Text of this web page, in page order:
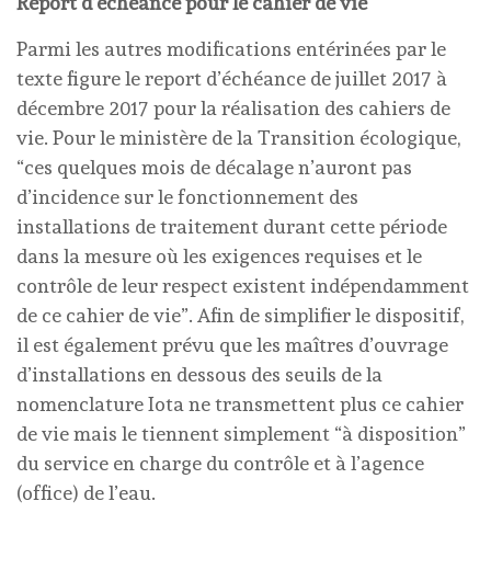
Parmi les autres modifications entérinées par le
texte figure le report d’échéance de juillet 2017 à
décembre 2017 pour la réalisation des cahiers de
vie. Pour le ministère de la Transition écologique,
“ces quelques mois de décalage n’auront pas
d’incidence sur le fonctionnement des
installations de traitement durant cette période
dans la mesure où les exigences requises et le
contrôle de leur respect existent indépendamment
de ce cahier de vie”. Afin de simplifier le dispositif,
il est également prévu que les maîtres d’ouvrage
d’installations en dessous des seuils de la
nomenclature Iota ne transmettent plus ce cahier
de vie mais le tiennent simplement “à disposition”
du service en charge du contrôle et à l’agence
(office) de l’eau.